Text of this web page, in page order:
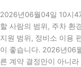
2026년06월04일 10시
할 사람의 범위, 주차 환
지원 범위, 정비소 이용
이 좋습니다. 2026년06
른 계약 결정만이 아니